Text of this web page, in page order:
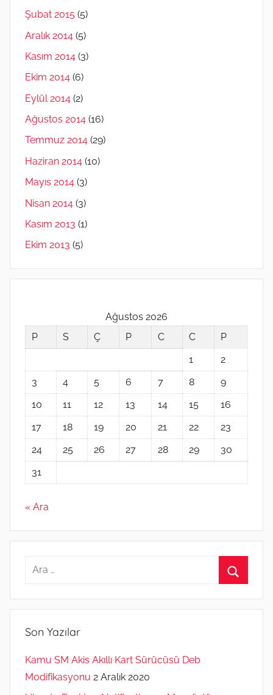
Şubat 2015 (5)
Aralık 2014 (5)
Kasım 2014 (3)
Ekim 2014 (6)
Eylül 2014 (2)
Ağustos 2014 (16)
Temmuz 2014 (29)
Haziran 2014 (10)
Mayıs 2014 (3)
Nisan 2014 (3)
Kasım 2013 (1)
Ekim 2013 (5)
Ağustos 2026
P
S Ç P C C
P
1
2
3
4 5 6 7 8
9
10
11 12 13 14 15
16
17
18 19 20 21 22
23
24
25 26 27 28 29
30
31
« Ara
Arama:
Son Yazılar
Kamu SM Akis Akıllı Kart Sürücüsü Deb
Modifikasyonu 2 Aralık 2020